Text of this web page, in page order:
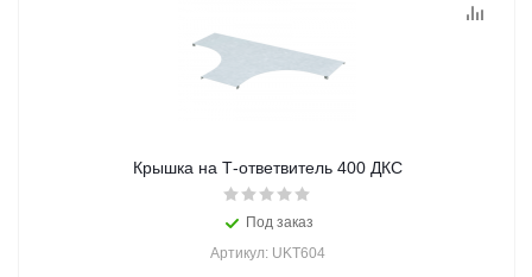
Крышка на Т-ответвитель 400 ДКС
Под заказ
Артикул: UKT604